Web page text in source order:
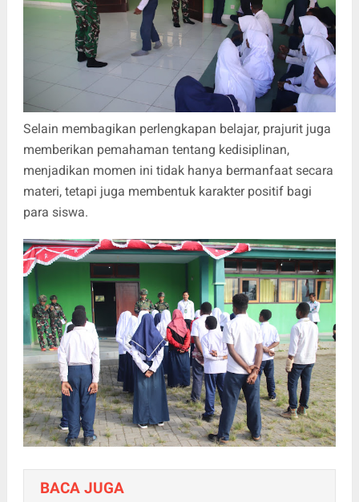
Selain membagikan perlengkapan belajar, prajurit juga
memberikan pemahaman tentang kedisiplinan,
menjadikan momen ini tidak hanya bermanfaat secara
materi, tetapi juga membentuk karakter positif bagi
para siswa.
BACA JUGA